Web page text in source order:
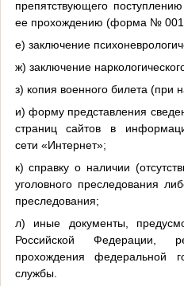
препятствующего
ее прохождению (форма №
е) заключение
ж) заключение
з) копия военного билета (при
и) форму представления
страниц сайтов в
сети «Интернет»;
к) справку о наличии
уголовного преследования
преследования;
л) иные документы,
Российской Федерации,
прохождения федеральной
службы.